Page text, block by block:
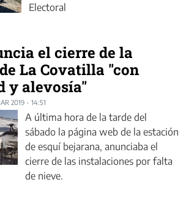
Electoral
el cierre de la
La Covatilla "con
y alevosía"
2019 - 14:51
A última hora de la tarde del
sábado la página web de la estación
de esquí bejarana, anunciaba el
cierre de las instalaciones por falta
de nieve.